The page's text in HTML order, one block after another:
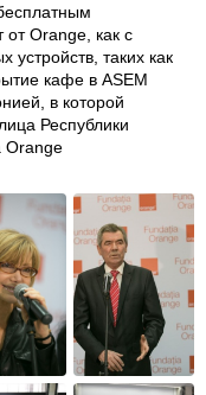
Orange, как с
устройств, таких как
кафе в ASEM
в которой
Республики
Orange